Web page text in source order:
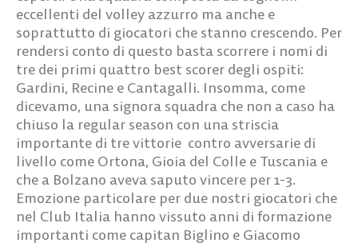
eccellenti del volley azzurro ma anche e
soprattutto di giocatori che stanno crescendo. Per
rendersi conto di questo basta scorrere i nomi di
tre dei primi quattro best scorer degli ospiti:
Gardini, Recine e Cantagalli. Insomma, come
dicevamo, una signora squadra che non a caso ha
chiuso la regular season con una striscia
importante di tre vittorie contro avversarie di
livello come Ortona, Gioia del Colle e Tuscania e
che a Bolzano aveva saputo vincere per 1-3.
Emozione particolare per due nostri giocatori che
nel Club Italia hanno vissuto anni di formazione
importanti come capitan Biglino e Giacomo